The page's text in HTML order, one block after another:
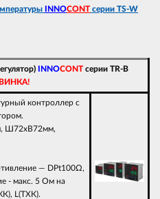
INNOCONT серии TS-W
INNOCONTсерии TR-B
контроллер с
Ш72xВ72мм,
— DPt100Ω,
- макс. 5 Ом на
L(ТХК).